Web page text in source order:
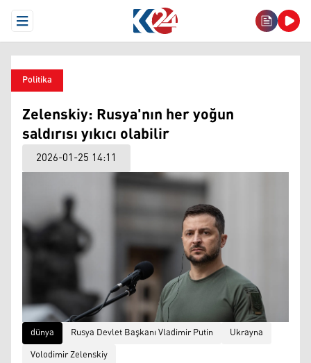
Open Menu
Politika
Zelenskiy: Rusya'nın her yoğun
saldırısı yıkıcı olabilir
2026-01-25 14:11
dünya Rusya Devlet Başkanı Vladimir Putin
Ukrayna
Volodimir Zelenskiy